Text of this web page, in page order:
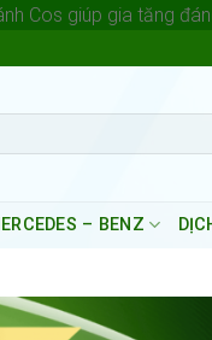
Cos giúp gia tăng
– BENZ